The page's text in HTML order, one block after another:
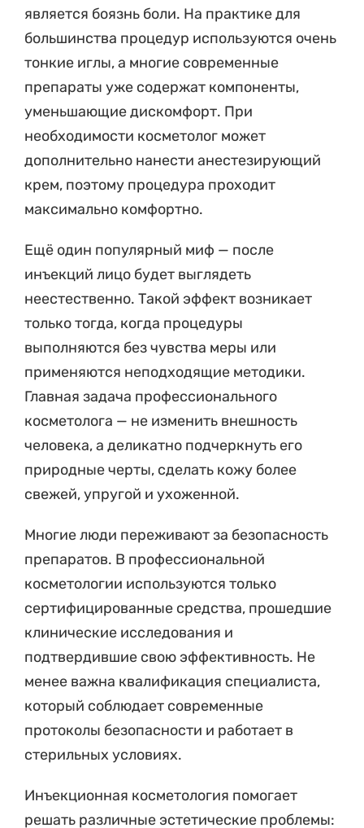
является боязнь боли. На практике для
большинства процедур используются очень
тонкие иглы, а многие современные
препараты уже содержат компоненты,
уменьшающие дискомфорт. При
необходимости косметолог может
дополнительно нанести анестезирующий
крем, поэтому процедура проходит
максимально комфортно.
Ещё один популярный миф — после
инъекций лицо будет выглядеть
неестественно. Такой эффект возникает
только тогда, когда процедуры
выполняются без чувства меры или
применяются неподходящие методики.
Главная задача профессионального
косметолога — не изменить внешность
человека, а деликатно подчеркнуть его
природные черты, сделать кожу более
свежей, упругой и ухоженной.
Многие люди переживают за безопасность
препаратов. В профессиональной
косметологии используются только
сертифицированные средства, прошедшие
клинические исследования и
подтвердившие свою эффективность. Не
менее важна квалификация специалиста,
который соблюдает современные
протоколы безопасности и работает в
стерильных условиях.
Инъекционная косметология помогает
решать различные эстетические проблемы: